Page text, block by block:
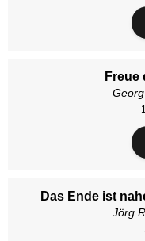
Freue
Das Ende ist
Jörg